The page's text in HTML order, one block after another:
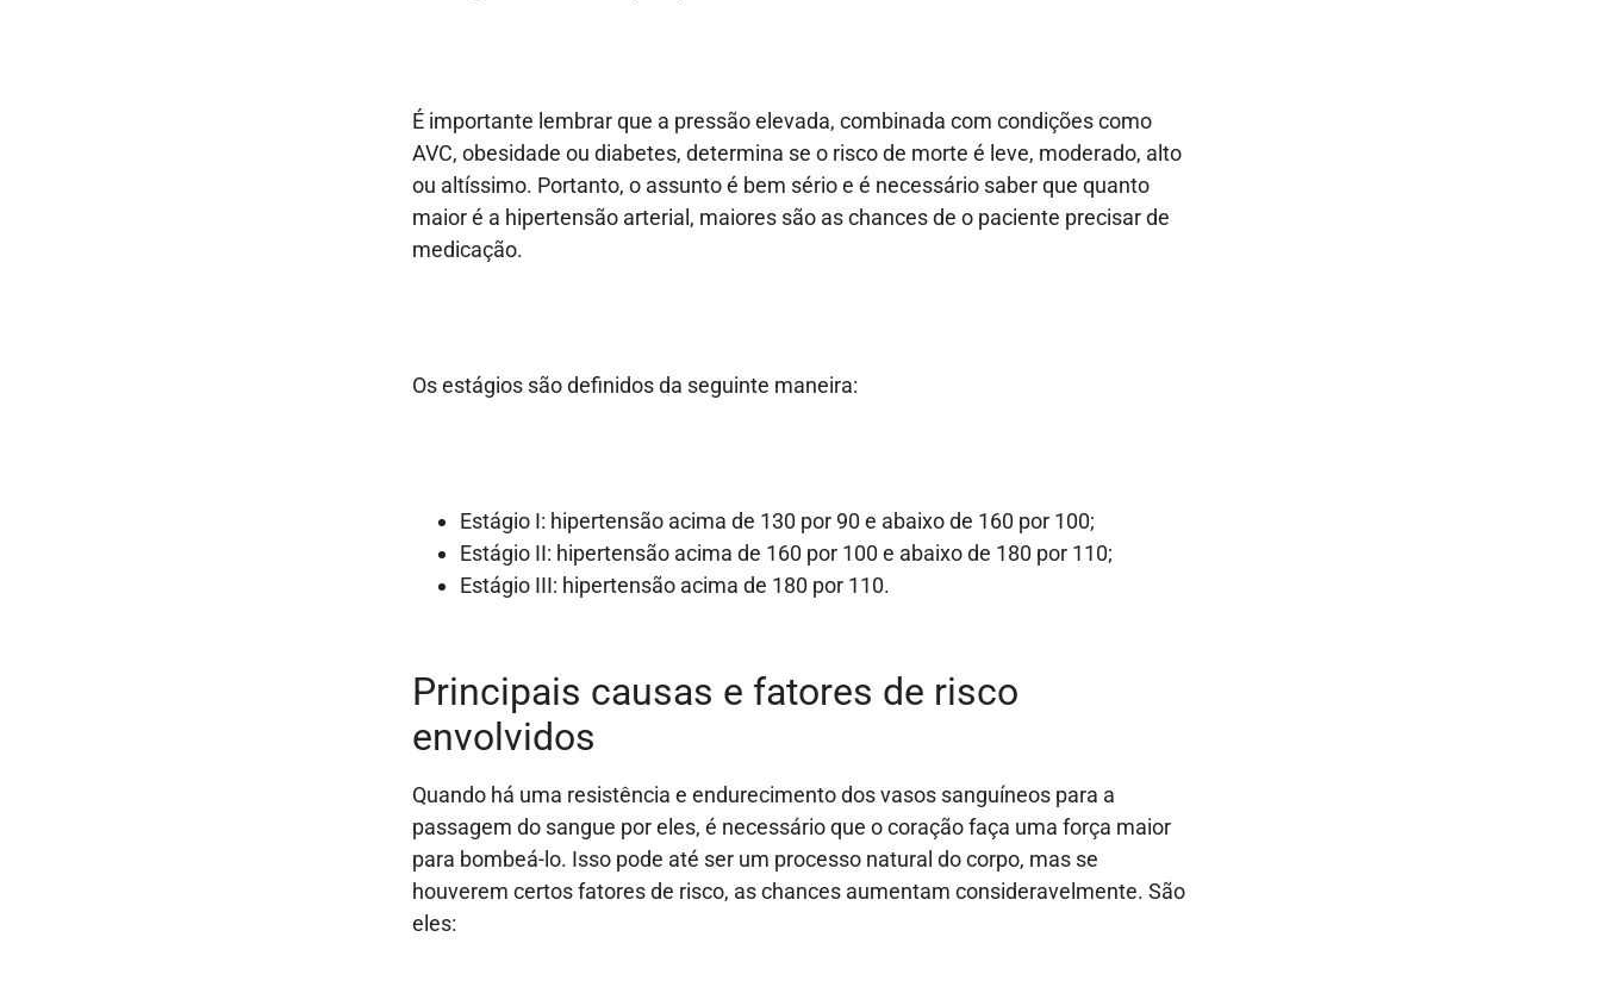
É importante lembrar que a pressão elevada, combinada com condições como
AVC, obesidade ou diabetes, determina se o risco de morte é leve, moderado, alto
ou altíssimo. Portanto, o assunto é bem sério e é necessário saber que quanto
maior é a hipertensão arterial, maiores são as chances de o paciente precisar de
medicação.
Os estágios são definidos da seguinte maneira:
Estágio I: hipertensão acima de 130 por 90 e abaixo de 160 por 100;
Estágio II: hipertensão acima de 160 por 100 e abaixo de 180 por 110;
Estágio III: hipertensão acima de 180 por 110.
Principais causas e fatores de risco
envolvidos
Quando há uma resistência e endurecimento dos vasos sanguíneos para a
passagem do sangue por eles, é necessário que o coração faça uma força maior
para bombeá-lo. Isso pode até ser um processo natural do corpo, mas se
houverem certos fatores de risco, as chances aumentam consideravelmente. São
eles: